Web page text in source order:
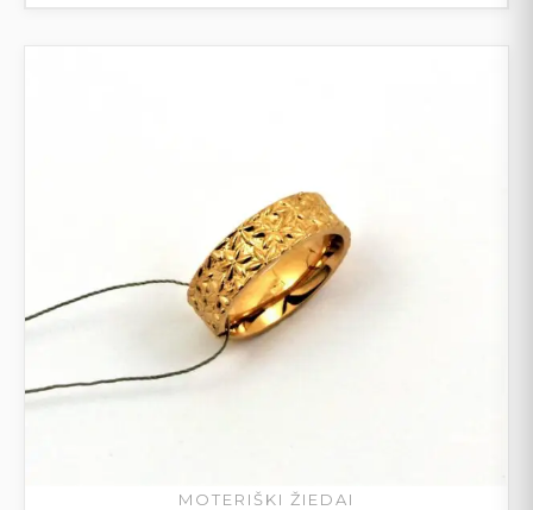
MOTERIŠKI ŽIEDAI